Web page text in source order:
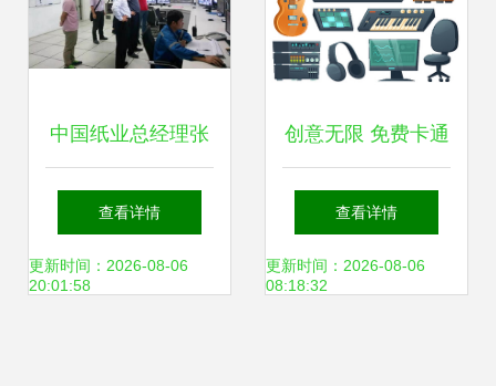
中国纸业总经理张
强赴华新包装珠海
工厂开展环保督察
查看详情
更新时间：2026-08-06
20:01:58
创意无限 免费卡通
录音图片素材，点
亮文艺创作新灵感
查看详情
更新时间：2026-08-06
08:18:32